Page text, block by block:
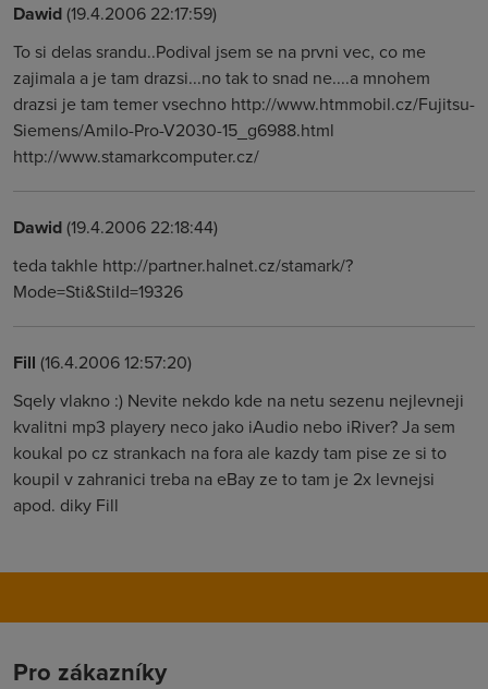
Dawid(19.4.2006 22:17:59)
To si delas srandu..Podival jsem se na prvni vec, co me
zajimala a je tam drazsi...no tak to snad ne....a mnohem
drazsi je tam temer vsechno http://www.htmmobil.cz/Fujitsu-
Siemens/Amilo-Pro-V2030-15_g6988.html
http://www.stamarkcomputer.cz/
Dawid(19.4.2006 22:18:44)
teda takhle http://partner.halnet.cz/stamark/?
Mode=Sti&StiId=19326
Fill (16.4.2006 12:57:20)
Sqely vlakno :) Nevite nekdo kde na netu sezenu nejlevneji
kvalitni mp3 playery neco jako iAudio nebo iRiver? Ja sem
koukal po cz strankach na fora ale kazdy tam pise ze si to
koupil v zahranici treba na eBay ze to tam je 2x levnejsi
apod. diky Fill
Pro zákazníky